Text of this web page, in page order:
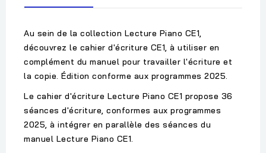
Au sein de la collection Lecture Piano CE1,
découvrez le cahier d'écriture CE1, à utiliser en
complément du manuel pour travailler l'écriture et
la copie. Édition conforme aux programmes 2025.
Le cahier d'écriture Lecture Piano CE1 propose 36
séances d'écriture, conformes aux programmes
2025, à intégrer en parallèle des séances du
manuel Lecture Piano CE1.